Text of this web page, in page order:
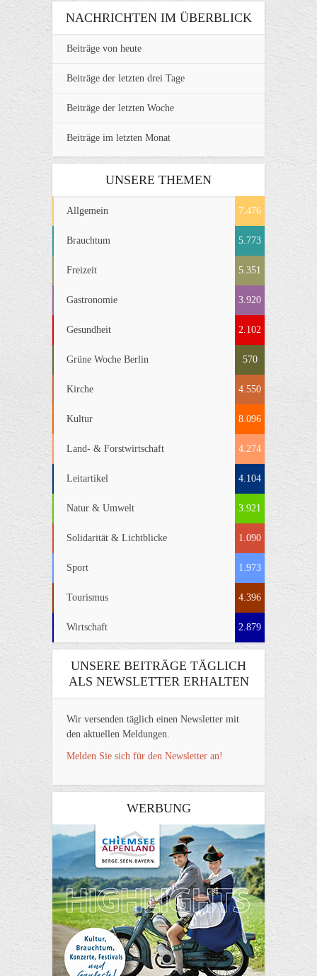
NACHRICHTEN IM ÜBERBLICK
Beiträge von heute
Beiträge der letzten drei Tage
Beiträge der letzten Woche
Beiträge im letzten Monat
UNSERE THEMEN
Allgemein 7.476
Brauchtum 5.773
Freizeit 5.351
Gastronomie 3.920
Gesundheit 2.102
Grüne Woche Berlin 570
Kirche 4.550
Kultur 8.096
Land- & Forstwirtschaft 4.274
Leitartikel 4.104
Natur & Umwelt 3.921
Solidarität & Lichtblicke 1.090
Sport 1.973
Tourismus 4.396
Wirtschaft 2.879
UNSERE BEITRÄGE TÄGLICH
ALS NEWSLETTER ERHALTEN
Wir versenden täglich einen Newsletter mit
den aktuellen Meldungen.
Melden Sie sich für den Newsletter an!
WERBUNG